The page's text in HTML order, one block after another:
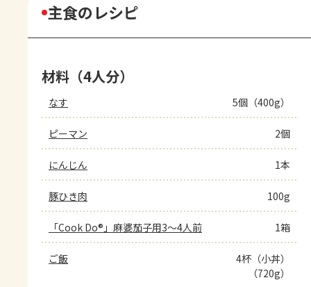
主食のレシピ
材料（4人分）
なす 5個（400g）
ピーマン 2個
にんじん 1本
豚ひき肉 100g
「Cook Do®」麻婆茄子用3～4人前 1箱
ご飯
4杯（小丼）
（720g）